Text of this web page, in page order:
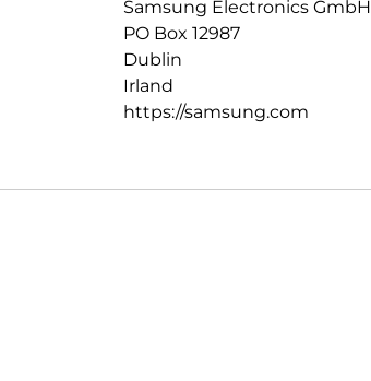
Samsung Electronics GmbH
PO Box 12987
Dublin
Irland
https://samsung.com